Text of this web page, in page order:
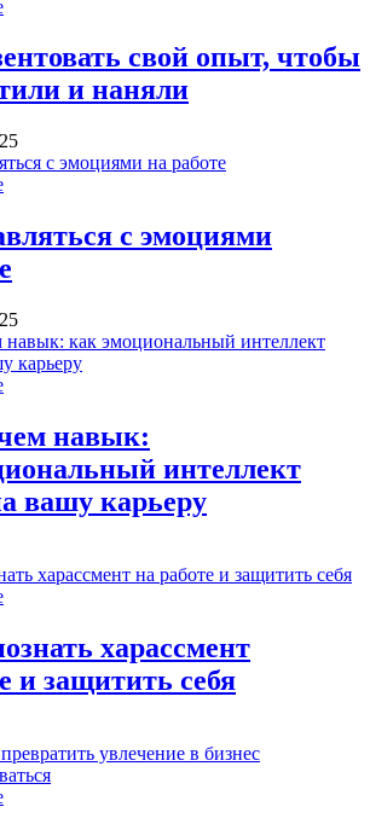
свой опыт, чтобы
и наняли
с эмоциями
навык:
интеллект
вашу карьеру
харассмент
и защитить себя